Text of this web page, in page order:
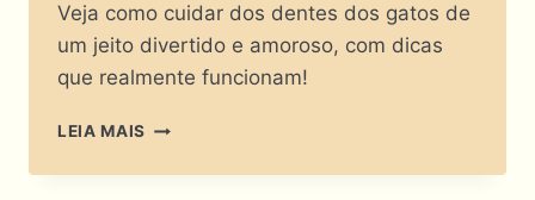
Veja como cuidar dos dentes dos gatos de
um jeito divertido e amoroso, com dicas
que realmente funcionam!
LEIA MAIS BAFO
ONÇA